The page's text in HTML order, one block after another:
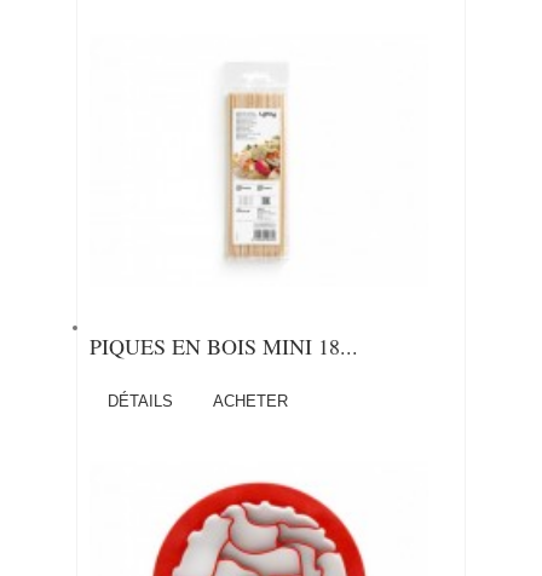
PIQUES EN BOIS MINI 18...
DÉTAILS ACHETER